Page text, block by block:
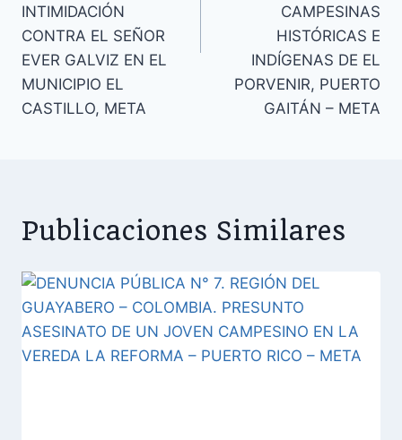
INTIMIDACIÓN
CONTRA EL SEÑOR
EVER GALVIZ EN EL
MUNICIPIO EL
CASTILLO, META
CAMPESINAS
HISTÓRICAS E
INDÍGENAS DE EL
PORVENIR, PUERTO
GAITÁN – META
Publicaciones Similares